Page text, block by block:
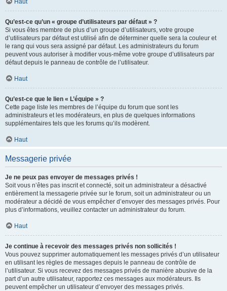
Haut
Qu’est-ce qu’un « groupe d’utilisateurs par défaut » ?
Si vous êtes membre de plus d’un groupe d’utilisateurs, votre groupe
d’utilisateurs par défaut est utilisé afin de déterminer quelle sera la couleur et
le rang qui vous sera assigné par défaut. Les administrateurs du forum
peuvent vous autoriser à modifier vous-même votre groupe d’utilisateurs par
défaut depuis le panneau de contrôle de l’utilisateur.
Haut
Qu’est-ce que le lien « L’équipe » ?
Cette page liste les membres de l’équipe du forum que sont les
administrateurs et les modérateurs, en plus de quelques informations
supplémentaires tels que les forums qu’ils modèrent.
Haut
Messagerie privée
Je ne peux pas envoyer de messages privés !
Soit vous n’êtes pas inscrit et connecté, soit un administrateur a désactivé
entièrement la messagerie privée sur le forum, soit un administrateur ou un
modérateur a décidé de vous empêcher d’envoyer des messages privés. Pour
plus d’informations, veuillez contacter un administrateur du forum.
Haut
Je continue à recevoir des messages privés non sollicités !
Vous pouvez supprimer automatiquement les messages privés d’un utilisateur
en utilisant les règles de messages depuis le panneau de contrôle de
l’utilisateur. Si vous recevez des messages privés de manière abusive de la
part d’un autre utilisateur, rapportez ces messages aux modérateurs. Ils
peuvent empêcher un utilisateur d’envoyer des messages privés.